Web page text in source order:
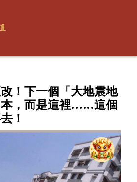
！下一個「大地震地
本，而是這裡……這個
！